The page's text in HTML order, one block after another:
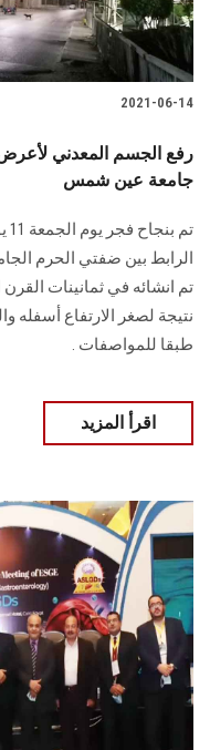
2021-06-14
رفع الجسم المعدني
جامعة عين شمس
الرابط بين ضفتي الحرم
تم انشائه في ثمانينات
نتيجة لصغر الارتفاع أسفله
طبقا للمواصفات .
اقرأ المزيد